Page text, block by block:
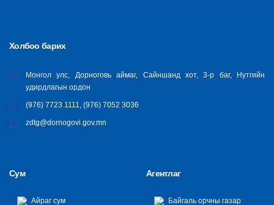
Холбоо барих
Монгол улс, Дорноговь аймаг, Сайншанд хот, 3-р баг, Нутгийн
удирдлагын ордон
(976) 7723 1111, (976) 7052 3036
zdtg@dornogovi.gov.mn
Сум
Айраг сум
Агентлаг
Байгаль орчны газар